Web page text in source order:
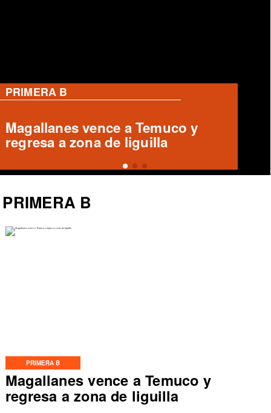
PRIMERA B
Magallanes vence a Temuco y
regresa a zona de liguilla
PRIMERA B
Magallanes remonta y vence a
Temuco en partido de Liga de
Ascenso
PRIMERA B